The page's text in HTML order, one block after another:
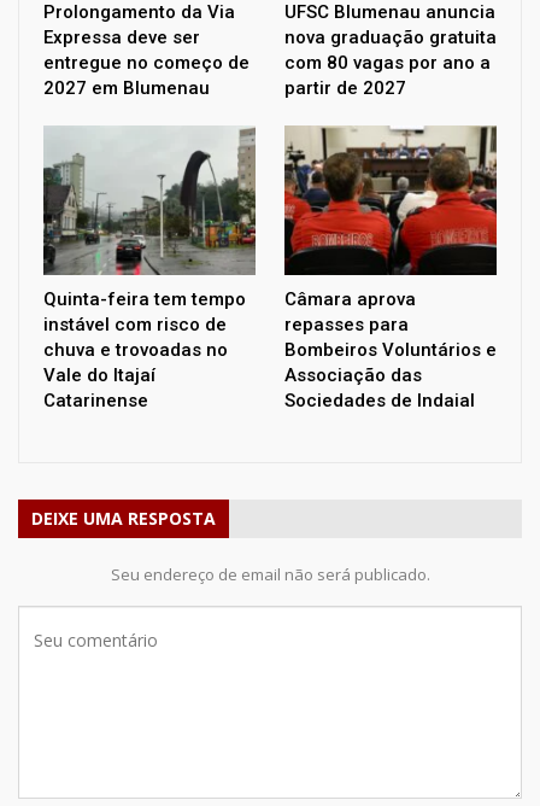
Prolongamento da Via
Expressa deve ser
entregue no começo de
2027 em Blumenau
UFSC Blumenau anuncia
nova graduação gratuita
com 80 vagas por ano a
partir de 2027
Quinta-feira tem tempo
instável com risco de
chuva e trovoadas no
Vale do Itajaí
Catarinense
Câmara aprova
repasses para
Bombeiros Voluntários e
Associação das
Sociedades de Indaial
DEIXE UMA RESPOSTA
Seu endereço de email não será publicado.